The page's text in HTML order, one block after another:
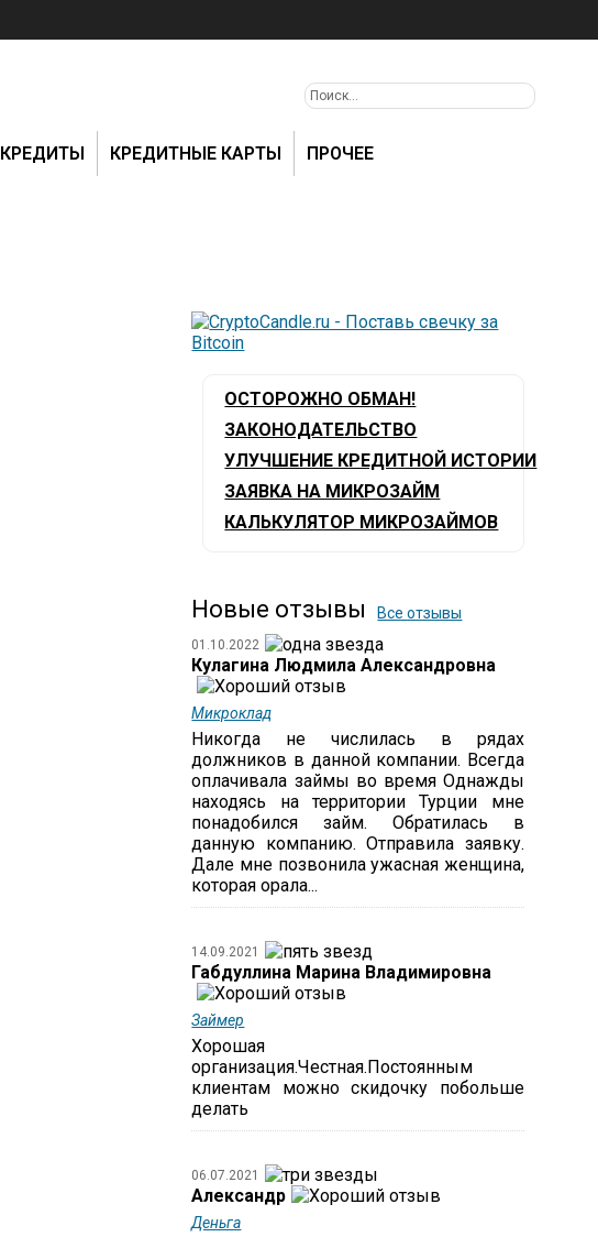
КРЕДИТЫ КРЕДИТНЫЕ КАРТЫ ПРОЧЕЕ
ОСТОРОЖНО ОБМАН!
ЗАКОНОДАТЕЛЬСТВО
УЛУЧШЕНИЕ КРЕДИТНОЙ ИСТОРИИ
ЗАЯВКА НА МИКРОЗАЙМ
КАЛЬКУЛЯТОР МИКРОЗАЙМОВ
Новые отзывы Все отзывы
01.10.2022
Кулагина Людмила Александровна
Микроклад
Никогда не числилась в рядах
должников в данной компании. Всегда
оплачивала займы во время Однажды
находясь на территории Турции мне
понадобился займ. Обратилась в
данную компанию. Отправила заявку.
Дале мне позвонила ужасная женщина,
которая орала...
14.09.2021
Габдуллина Марина Владимировна
Займер
Хорошая
организация.Честная.Постоянным
клиентам можно скидочку побольше
делать
06.07.2021
Александр
Деньга